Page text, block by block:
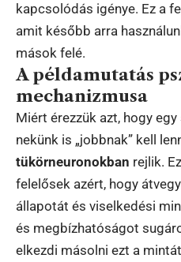
kapcsolódás igénye. Ez a
amit később arra
mások felé.
A példamutatás
mechanizmusa
Miért érezzük azt, hogy
nekünk is „jobbnak” kell
tükörneuronokban rejlik.
felelősek azért, hogy
állapotát és viselkedési
és megbízhatóságot
elkezdi másolni ezt a